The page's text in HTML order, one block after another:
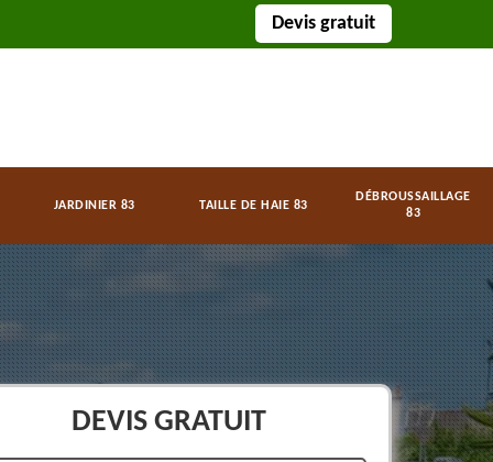
Devis gratuit
JARDINIER 83 TAILLE DE HAIE 83
DÉBROUSSAILLAGE
83
DEVIS GRATUIT